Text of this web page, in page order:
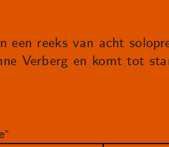
een reeks van acht
Verberg en komt tot